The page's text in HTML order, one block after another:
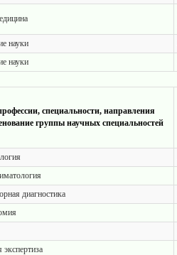
науки
науки
специальности, направления
группы научных специальностей
диагностика